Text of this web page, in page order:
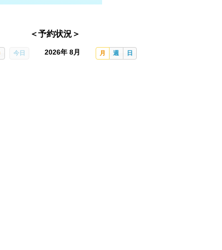
＜予約状況＞
今日 月 週 日
2026年 8月